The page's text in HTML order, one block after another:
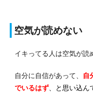
空気が読めない
イキってる人は空気が読
自分に自信があって、
自
でいるはず
と思い込ん